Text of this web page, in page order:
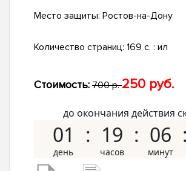
Место защиты: Ростов-на-Дону
Количество страниц: 169 с. : ил
Стоимость: 700 р.250 руб.
до окончания действия
01 19 06